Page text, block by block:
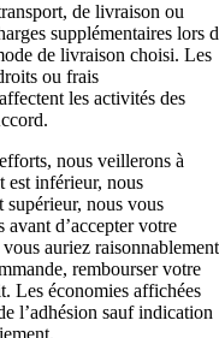
de livraison ou
supplémentaires lors
de livraison choisi. Les
ou frais
les activités des
nous veillerons à
est inférieur, nous
supérieur, nous vous
d’accepter votre
auriez raisonnablement
rembourser votre
Les économies affichées
l’adhésion sauf indication